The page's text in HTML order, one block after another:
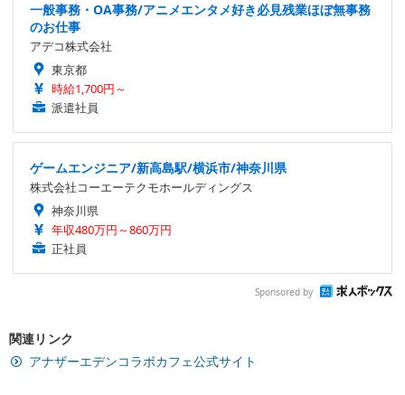
一般事務・OA事務/アニメエンタメ好き必見残業ほぼ無事務
のお仕事
アデコ株式会社
東京都
時給1,700円～
派遣社員
ゲームエンジニア/新高島駅/横浜市/神奈川県
株式会社コーエーテクモホールディングス
神奈川県
年収480万円～860万円
正社員
Sponsored by
関連リンク
アナザーエデンコラボカフェ公式サイト